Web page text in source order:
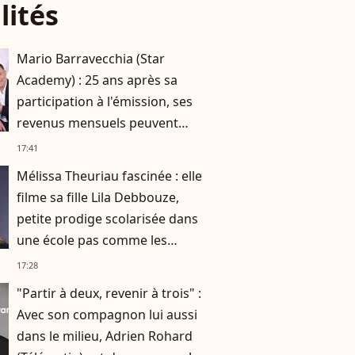
Mario Barravecchia (Star
Academy) : 25 ans après sa
participation à l'émission, ses
revenus mensuels peuvent
atteindre 5 chiffres !
17:41
Mélissa Theuriau fascinée : elle
filme sa fille Lila Debbouze,
petite prodige scolarisée dans
une école pas comme les
autres
17:28
"Partir à deux, revenir à trois" :
Avec son compagnon lui aussi
dans le milieu, Adrien Rohard